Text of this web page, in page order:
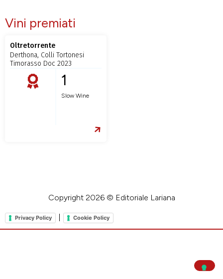
Vini premiati
Oltretorrente
Derthona, Colli Tortonesi
Timorasso Doc 2023
1
Slow Wine
Copyright 2026 © Editoriale Lariana
Privacy Policy Cookie Policy